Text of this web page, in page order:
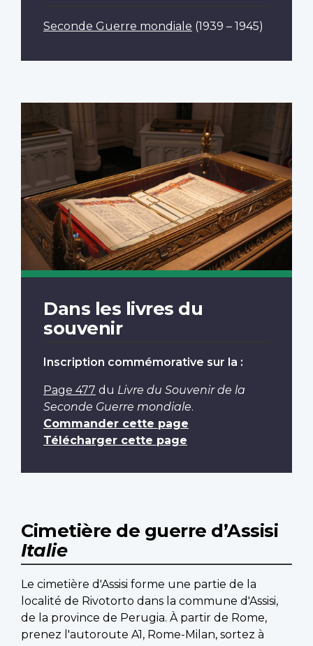
Seconde Guerre mondiale (1939 – 1945)
Dans les livres du
souvenir
Inscription commémorative sur la :
Page 477 du Livre du Souvenir de la
Seconde Guerre mondiale.
Commander cette page
Télécharger cette page
Cimetière de guerre d’Assisi
Italie
Le cimetière d'Assisi forme une partie de la
localité de Rivotorto dans la commune d'Assisi,
de la province de Perugia. À partir de Rome,
prenez l'autoroute A1, Rome-Milan, sortez à